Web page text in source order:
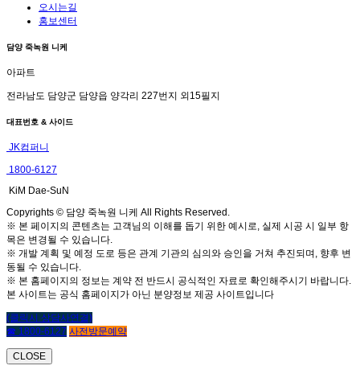
오시는길
홍보센터
담양 죽녹원 니케
아파트
전라남도 담양군 담양읍 양각리 227번지 외15필지
대표번호 & 사이드
JK컴퍼니
1800-6127
KiM Dae-SuN
Copyrights © 담양 죽녹원 니케 All Rights Reserved.
※ 본 페이지의 콘텐츠는 고객님의 이해를 돕기 위한 예시로, 실제 시공 시 일부 항
목은 변경될 수 있습니다.
※ 개발 계획 및 예정 도로 등은 관계 기관의 심의와 승인을 거쳐 추진되며, 향후 변
동될 수 있습니다.
※ 본 홈페이지의 정보는 계약 전 반드시 공식적인 자료로 확인해주시기 바랍니다.
본 사이트는 공식 홈페이지가 아닌 분양정보 제공 사이트입니다
(클릭시 상담사연결)
☎ 1800-6127 사전방문예약
CLOSE